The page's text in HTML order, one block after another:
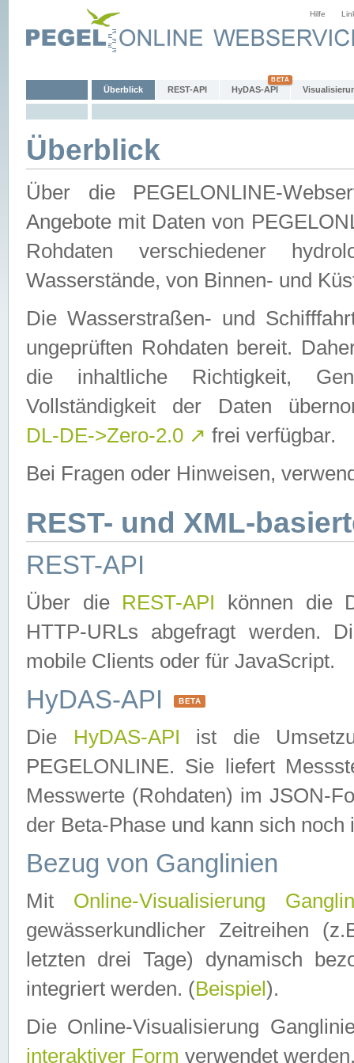
Hilfe
Überblick REST-API HyDAS-API
Überblick
Über die PEGELONLINE-
Angebote mit Daten von
Rohdaten verschiedener
Wasserstände, von Binnen- und
Die Wasserstraßen- und
ungeprüften Rohdaten bereit.
die inhaltliche Richtigkeit,
Vollständigkeit der Daten
DL-DE->Zero-2.0 ↗ frei verfügbar.
Bei Fragen oder Hinweisen,
REST- und XML-
REST-API
Über die REST-API können die
HTTP-URLs abgefragt werden.
mobile Clients oder für JavaScript.
HyDAS-API BETA
Die HyDAS-API ist die
PEGELONLINE. Sie liefert
Messwerte (Rohdaten) im JSON-
der Beta-Phase und kann sich noch
Bezug von Ganglinien
Mit Online-Visualisierung
gewässerkundlicher Zeitreihen
letzten drei Tage) dynamisch
integriert werden. (Beispiel ).
Die Online-Visualisierung
interaktiver Form verwendet